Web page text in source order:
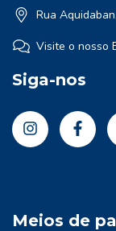
Rua
Visite o nosso
Siga-nos
Meios de